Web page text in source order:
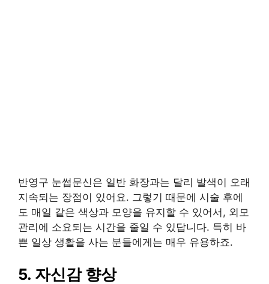
반영구 눈썹문신은 일반 화장과는 달리 발색이 오래
지속되는 장점이 있어요. 그렇기 때문에 시술 후에
도 매일 같은 색상과 모양을 유지할 수 있어서, 외모
관리에 소요되는 시간을 줄일 수 있답니다. 특히 바
쁜 일상 생활을 사는 분들에게는 매우 유용하죠.
5. 자신감 향상